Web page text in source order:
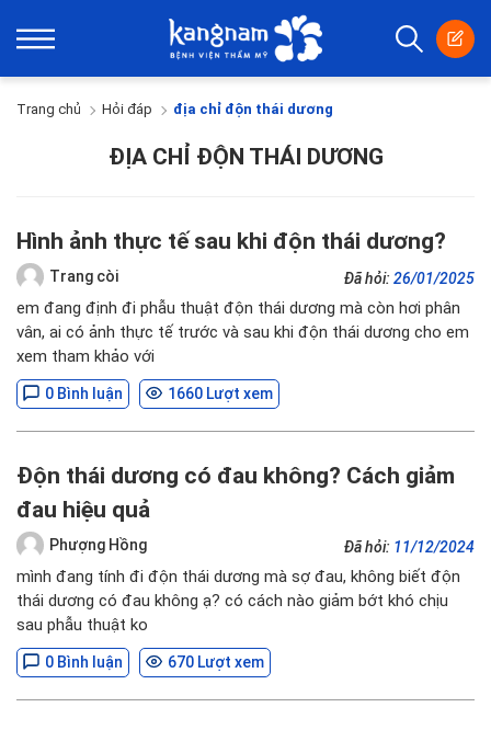
Trang chủ Hỏi đáp địa chỉ độn thái dương
ĐỊA CHỈ ĐỘN THÁI DƯƠNG
Hình ảnh thực tế sau khi độn thái dương?
Trang còi Đã hỏi: 26/01/2025
em đang định đi phẫu thuật độn thái dương mà còn hơi phân
vân, ai có ảnh thực tế trước và sau khi độn thái dương cho em
xem tham khảo với
0 Bình luận 1660 Lượt xem
Độn thái dương có đau không? Cách giảm
đau hiệu quả
Phượng Hồng Đã hỏi: 11/12/2024
mình đang tính đi độn thái dương mà sợ đau, không biết độn
thái dương có đau không ạ? có cách nào giảm bớt khó chịu
sau phẫu thuật ko
0 Bình luận 670 Lượt xem